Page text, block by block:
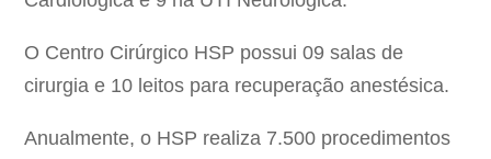
O Centro Cirúrgico HSP possui 09 salas de
cirurgia e 10 leitos para recuperação anestésica.
Anualmente, o HSP realiza 7.500 procedimentos